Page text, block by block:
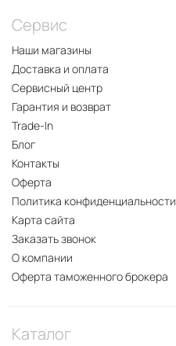
Сервис
Наши магазины
Доставка и оплата
Сервисный центр
Гарантия и возврат
Trade-In
Блог
Контакты
Оферта
Политика конфиденциальности
Карта сайта
Заказать звонок
О компании
Оферта таможенного брокера
Каталог